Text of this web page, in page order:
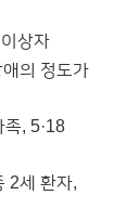
상자
의 정도가
, 5·18
2세 환자,